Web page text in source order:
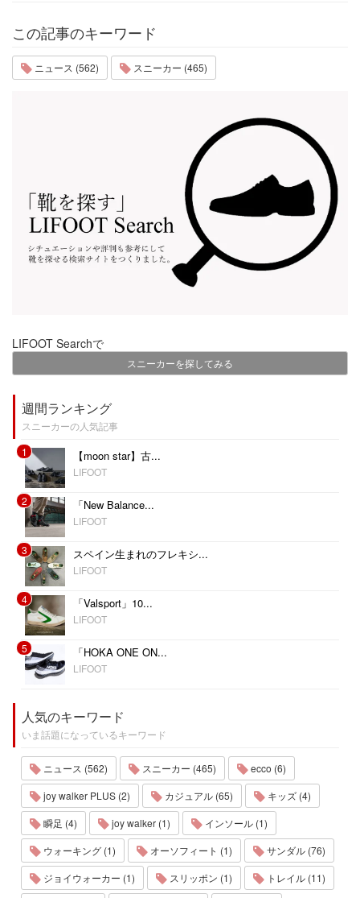
この記事のキーワード
ニュース (562) スニーカー (465)
LIFOOT Searchで
スニーカーを探してみる
週間ランキング
スニーカーの人気記事
1
【moon star】古...
LIFOOT
2 「New Balance...
LIFOOT
3 スペイン生まれのフレキシ...
LIFOOT
4 「Valsport」10...
LIFOOT
5 「HOKA ONE ON...
LIFOOT
人気のキーワード
いま話題になっているキーワード
ニュース (562) スニーカー (465)
ecco (6)
joy walker PLUS (2)
カジュアル (65)
キッズ (4)
瞬足 (4)
joy walker (1)
インソール (1)
ウォーキング (1)
オーソフィート (1)
サンダル (76)
ジョイウォーカー (1)
スリッポン (1) トレイル (11)